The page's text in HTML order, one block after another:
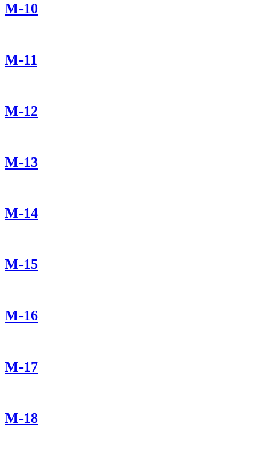
М-10
М-11
М-12
М-13
М-14
М-15
М-16
М-17
М-18